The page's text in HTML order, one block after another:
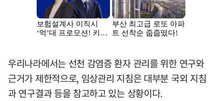
우리나라에서는 선천 감염증 환자 관리를 위한 연구와
근거가 제한적으로, 임상관리 지침은 대부분 국외 지침
과 연구결과 등을 참고하고 있는 상황이다.